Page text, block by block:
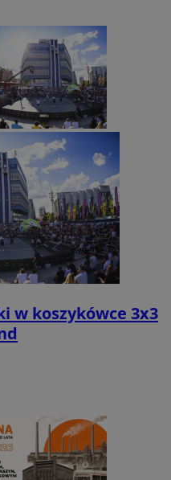
w koszykówce 3x3